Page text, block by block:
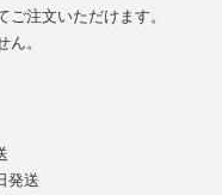
注文いただけます。
。
発送